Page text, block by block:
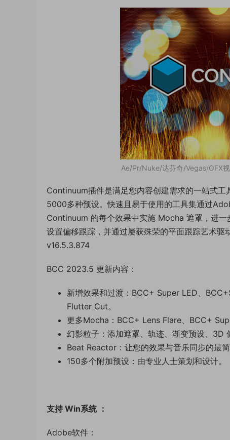
Ae/Pr/Nuke/达芬奇/Vegas/OFX
Continuum插件是满足您内容创建需求的一站式
5000多种预设。快速且易于使用的工具集通过
Continuum 的每个效果中实施 Mocha 遮罩，进
设置偏移跟踪，并通过屡获殊荣的平面跟踪艺术
v16.5.3.874
BCC 2023.5 更新内容：
新增效果和过渡：BCC+ Super LED、
Flutter Cut。
更多Mocha：BCC+ Lens Flare、BCC+
幻影粒子：添加遮罩、轨迹、渐变预设、3D
Beat Reactor：让您的效果与音乐同步的最
150多个附加预设：由专业人士策划和设计。
支持 Win系统 ：
Adobe软件：